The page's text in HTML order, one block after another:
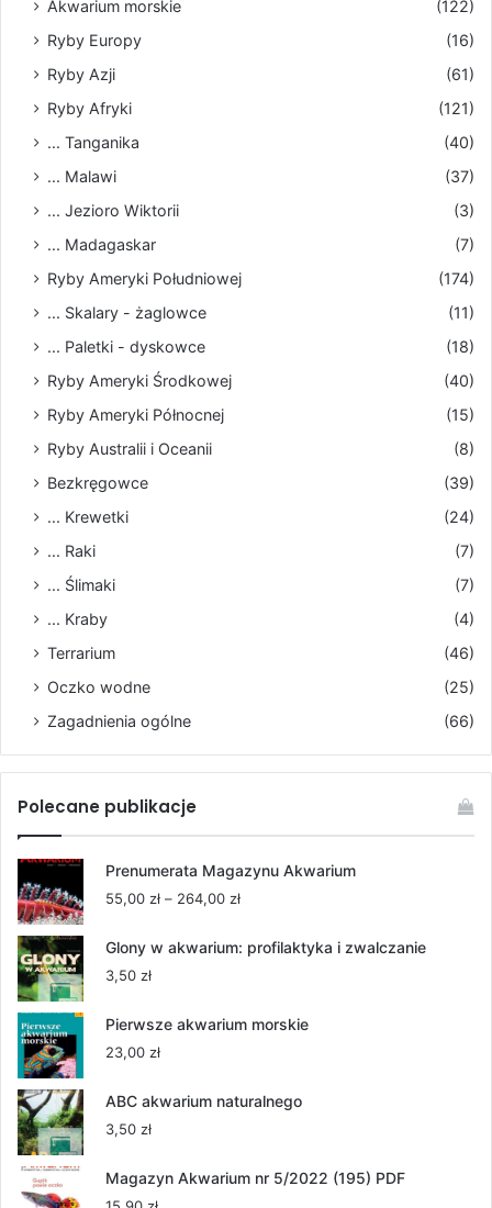
Akwarium morskie
(122)
Ryby Europy
(16)
Ryby Azji
(61)
Ryby Afryki
(121)
... Tanganika
(40)
... Malawi
(37)
... Jezioro Wiktorii
(3)
... Madagaskar
(7)
Ryby Ameryki Południowej
(174)
... Skalary - żaglowce
(11)
... Paletki - dyskowce
(18)
Ryby Ameryki Środkowej
(40)
Ryby Ameryki Północnej
(15)
Ryby Australii i Oceanii
(8)
Bezkręgowce
(39)
... Krewetki
(24)
... Raki
(7)
... Ślimaki
(7)
... Kraby
(4)
Terrarium
(46)
Oczko wodne
(25)
Zagadnienia ogólne
(66)
Polecane publikacje
Prenumerata Magazynu Akwarium
55,00 zł – 264,00 złZakres
od
Glony w akwarium: profilaktyka i zwalczanie
3,50 zł
Pierwsze akwarium morskie
23,00 zł
ABC akwarium naturalnego
3,50 zł
Magazyn Akwarium nr 5/2022 (195) PDF